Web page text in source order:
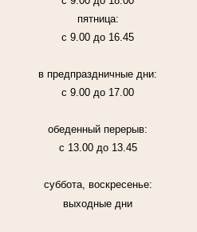
пятница:
с 9.00 до 16.45
в предпраздничные дни:
с 9.00 до 17.00
обеденный перерыв:
с 13.00 до 13.45
суббота, воскресенье:
выходные дни